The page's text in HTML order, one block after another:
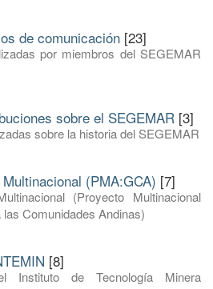
de comunicación [23]
por miembros del SEGEMAR
sobre el SEGEMAR [3]
sobre la historia del SEGEMAR
(PMA:GCA) [7]
(Proyecto Multinacional
Comunidades Andinas)
[8]
Instituto de Tecnología Minera